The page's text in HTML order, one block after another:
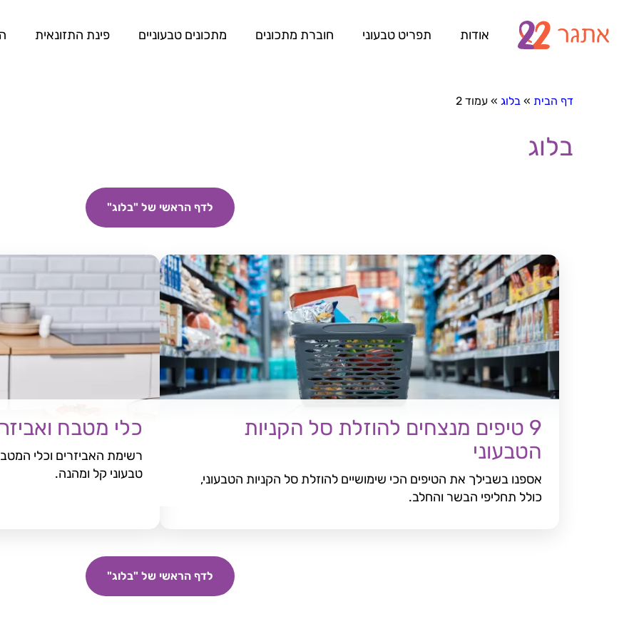
אודות תפריט טבעוני חוברת מתכונים מתכונים טבעוניים פינת התזונאית
דף הבית » בלוג » עמוד 2
בלוג
לדף הראשי של "בלוג"
9 טיפים מנצחים להוזלת סל הקניות
הטבעוני
אספנו בשבילך את הטיפים הכי שימושיים להוזלת סל הקניות הטבעוני,
כולל תחליפי הבשר והחלב.
כלי מטבח
טבעוני קל ומהנה.
לדף הראשי של "בלוג"